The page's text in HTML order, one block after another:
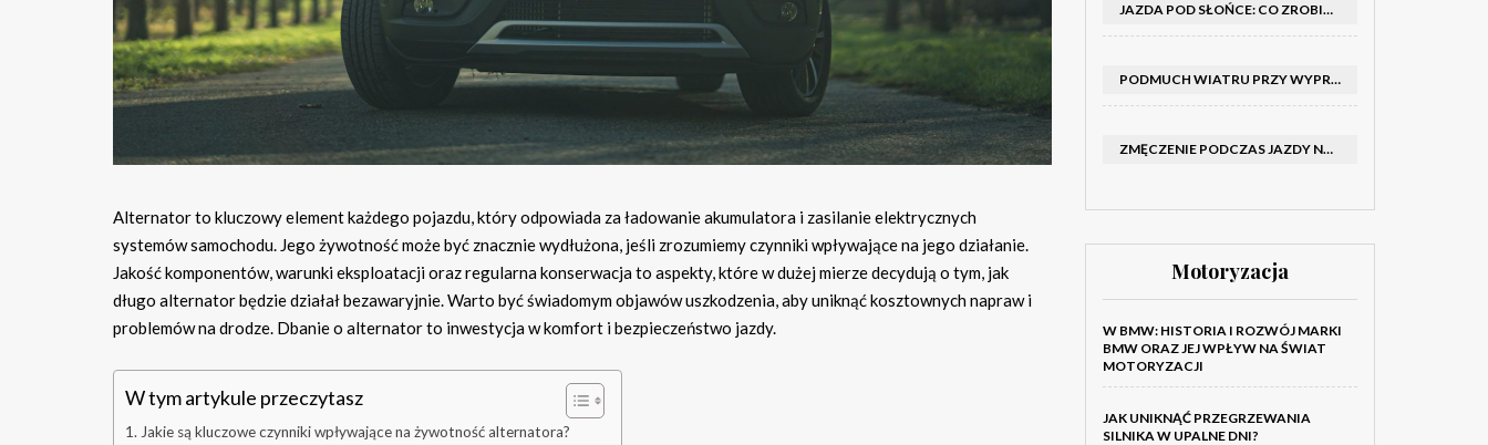
Alternator to kluczowy element każdego pojazdu, który odpowiada za ładowanie akumulatora i zasilanie elektrycznych
systemów samochodu. Jego żywotność może być znacznie wydłużona, jeśli zrozumiemy czynniki wpływające na jego działanie.
Jakość komponentów, warunki eksploatacji oraz regularna konserwacja to aspekty, które w dużej mierze decydują o tym, jak
długo alternator będzie działał bezawaryjnie. Warto być świadomym objawów uszkodzenia, aby uniknąć kosztownych napraw i
problemów na drodze. Dbanie o alternator to inwestycja w komfort i bezpieczeństwo jazdy.
W tym artykule przeczytasz
Jakie są kluczowe czynniki wpływające na żywotność alternatora?
JAZDA POD SŁOŃCE: CO ZROBIĆ, BY OGRANICZYĆ OLŚNIENIE I POPRAWIĆ WIDOCZNOŚĆ
PODMUCH WIATRU PRZY WYPRZEDZANIU CIĘŻARÓWKI: JAK UTRZYMAĆ TOR JAZDY I OPANOWAĆ AUTO
ZMĘCZENIE PODCZAS JAZDY NOCĄ – PO JAKICH SYGNAŁACH ROZPOZNAĆ SENNOŚĆ ZA KIEROWNICĄ I KIEDY ZROBIĆ PRZERWĘ
Motoryzacja
W BMW: HISTORIA I ROZWÓJ MARKI
BMW ORAZ JEJ WPŁYW NA ŚWIAT
MOTORYZACJI
JAK UNIKNĄĆ PRZEGRZEWANIA
SILNIKA W UPALNE DNI?